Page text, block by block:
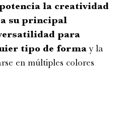
la creatividad
su principal
para
tipo de formay la
en múltiples colores